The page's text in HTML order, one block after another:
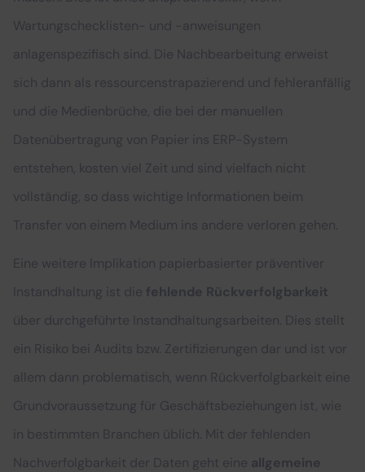
Wartungschecklisten- und -anweisungen
anlagenspezifisch sind. Die Nachbearbeitung erweist
sich dann als ressourcenstrapazierend und fehleranfällig
und die Medienbrüche, die bei der manuellen
Datenübertragung von Papier ins ERP-System
entstehen, kosten viel Zeit und sind vielfach nicht
vollständig, so dass wichtige Informationen beim
Transfer von einem Medium ins andere verloren gehen.
Eine weitere Implikation papierbasierter präventiver
Instandhaltung ist die fehlende Rückverfolgbarkeit
über durchgeführte Instandhaltungsarbeiten. Dies stellt
ein Risiko bei Audits bzw. Zertifizierungen dar und ist vor
allem dann problematisch, wenn Rückverfolgbarkeit eine
Grundvoraussetzung für Geschäftsbeziehungen ist, wie
in bestimmten Branchen üblich. Mit der fehlenden
Nachverfolgbarkeit der Daten geht eine allgemeine